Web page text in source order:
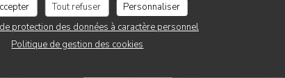
Tout refuser
Personnaliser
protection des données à caractère personnel
Politique de gestion des cookiesInstagram ((ouvre une nouvelle fenêtre))